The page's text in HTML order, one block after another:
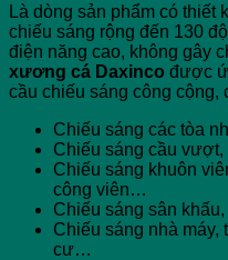
Là dòng sản phẩm có thiết
chiếu sáng rộng đến 130
điện năng cao, không gây
xương cá Daxinco được
cầu chiếu sáng công cộng,
Chiếu sáng các tòa
Chiếu sáng cầu
Chiếu sáng khuôn
công viên…
Chiếu sáng sân
Chiếu sáng nhà máy,
cư…